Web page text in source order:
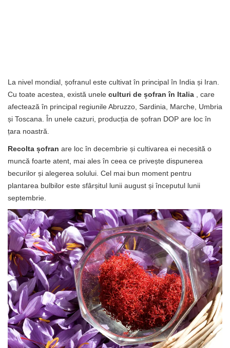
La nivel mondial, șofranul este cultivat în principal în India și Iran.
Cu toate acestea, există unele culturi de șofran în Italia , care
afectează în principal regiunile Abruzzo, Sardinia, Marche, Umbria
și Toscana. În unele cazuri, producția de șofran DOP are loc în
țara noastră.
Recolta șofran are loc în decembrie și cultivarea ei necesită o
muncă foarte atent, mai ales în ceea ce privește dispunerea
becurilor și alegerea solului. Cel mai bun moment pentru
plantarea bulbilor este sfârșitul lunii august și începutul lunii
septembrie.